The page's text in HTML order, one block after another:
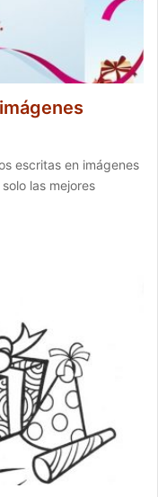
escritas en imágenes
las mejores